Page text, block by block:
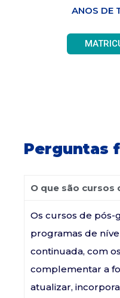
ANOS DE
Perguntas
O que são cursos
Os cursos de pós-
programas de
continuada, com
complementar a
atualizar,